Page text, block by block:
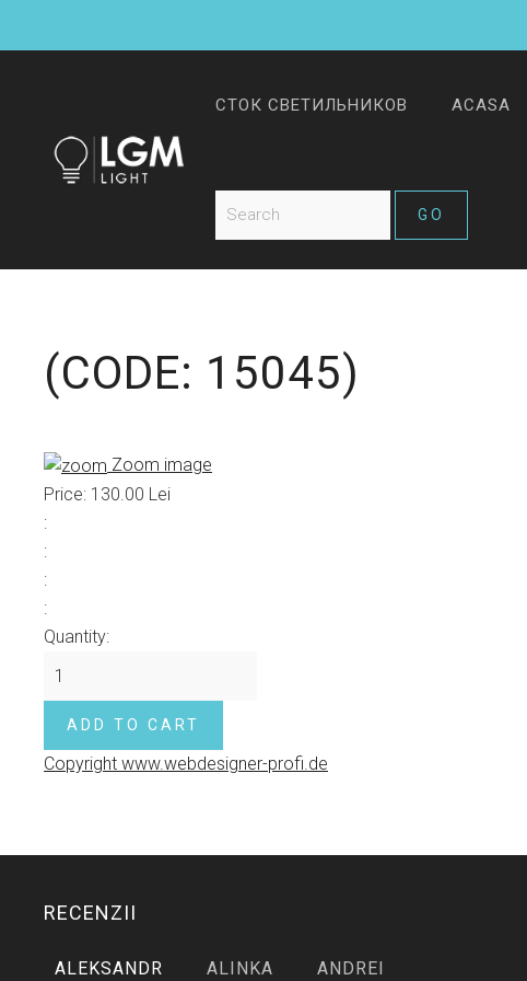
СТОК СВЕТИЛЬНИКОВ ACASA
(CODE: 15045)
Zoom image
Price: 130.00 Lei
:
:
:
:
Quantity:
Copyright www.webdesigner-profi.de
RECENZII
ALEKSANDR ALINKA ANDREI